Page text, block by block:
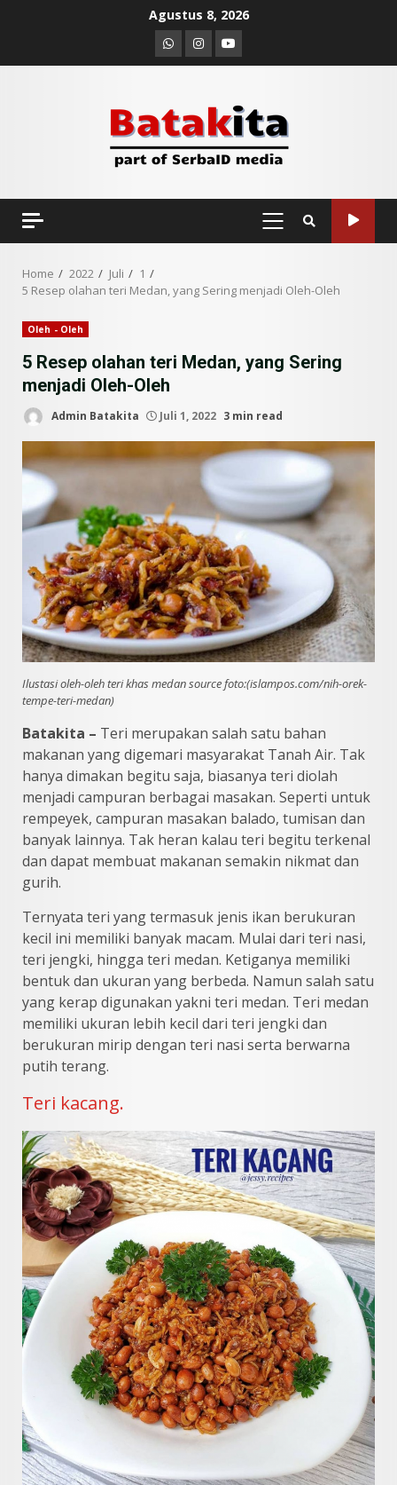
Agustus 8, 2026
Whatsapp
Instagram
Youtube
PRIMARY
Home 2022 Juli
1
5 Resep olahan teri Medan, yang Sering menjadi Oleh-Oleh
Oleh - Oleh
5 Resep olahan teri Medan, yang Sering
menjadi Oleh-Oleh
Admin Batakita Juli 1, 2022 3 min read
Ilustasi oleh-oleh teri khas medan source foto:(islampos.com/nih-orek-
tempe-teri-medan)
Batakita – Teri merupakan salah satu bahan
makanan yang digemari masyarakat Tanah Air. Tak
hanya dimakan begitu saja, biasanya teri diolah
menjadi campuran berbagai masakan. Seperti untuk
rempeyek, campuran masakan balado, tumisan dan
banyak lainnya. Tak heran kalau teri begitu terkenal
dan dapat membuat makanan semakin nikmat dan
gurih.
Ternyata teri yang termasuk jenis ikan berukuran
kecil ini memiliki banyak macam. Mulai dari teri nasi,
teri jengki, hingga teri medan. Ketiganya memiliki
bentuk dan ukuran yang berbeda. Namun salah satu
yang kerap digunakan yakni teri medan. Teri medan
memiliki ukuran lebih kecil dari teri jengki dan
berukuran mirip dengan teri nasi serta berwarna
putih terang.
Teri kacang.